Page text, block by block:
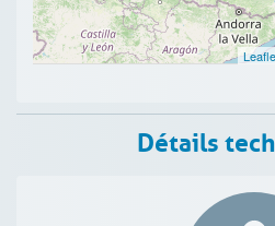
Détails